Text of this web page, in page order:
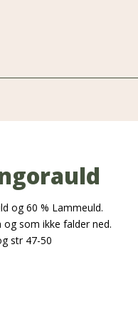
og 60 % Lammeuld.
som ikke falder ned.
str 47-50